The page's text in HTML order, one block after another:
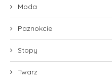
Moda
Paznokcie
Stopy
Twarz